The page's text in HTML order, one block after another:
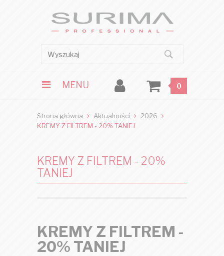
MENU 0
Strona główna Aktualności
2026
KREMY Z FILTREM - 20% TANIEJ
KREMY Z FILTREM - 20%
TANIEJ
KREMY Z FILTREM -
20% TANIEJ